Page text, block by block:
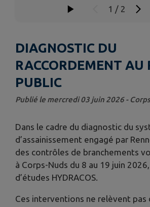
1 / 2
DIAGNOSTIC DU
RACCORDEMENT AU
PUBLIC
Publié le mercredi 03 juin 2026 -
Dans le cadre du diagnostic du
d’assainissement engagé par
des contrôles de branchements
à Corps-Nuds du 8 au 19 juin
d’études HYDRACOS.
Ces interventions ne relèvent pas